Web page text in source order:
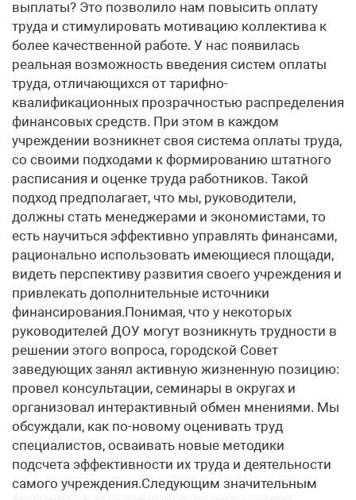
выплаты? Это позволило нам повысить оплату
труда и стимулировать мотивацию коллектива к
более качественной работе. У нас появилась
реальная возможность введения систем оплаты
труда, отличающихся от тарифно-
квалификационных прозрачностью распределения
финансовых средств. При этом в каждом
учреждении возникнет своя система оплаты труда,
со своими подходами к формированию штатного
расписания и оценке труда работников. Такой
подход предполагает, что мы, руководители,
должны стать менеджерами и экономистами, то
есть научиться эффективно управлять финансами,
рационально использовать имеющиеся площади,
видеть перспективу развития своего учреждения и
привлекать дополнительные источники
финансирования.Понимая, что у некоторых
руководителей ДОУ могут возникнуть трудности в
решении этого вопроса, городской Совет
заведующих занял активную жизненную позицию:
провел консультации, семинары в округах и
организовал интерактивный обмен мнениями. Мы
обсуждали, как по-новому оценивать труд
специалистов, осваивать новые методики
подсчета эффективности их труда и деятельности
самого учреждения.Следующим значительным